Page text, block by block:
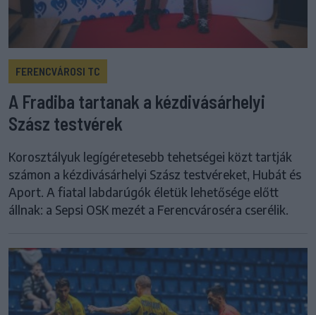
FERENCVÁROSI TC
A Fradiba tartanak a kézdivásárhelyi
Szász testvérek
Korosztályuk legígéretesebb tehetségei közt tartják
számon a kézdivásárhelyi Szász testvéreket, Hubát és
Aport. A fiatal labdarúgók életük lehetősége előtt
állnak: a Sepsi OSK mezét a Ferencvároséra cserélik.